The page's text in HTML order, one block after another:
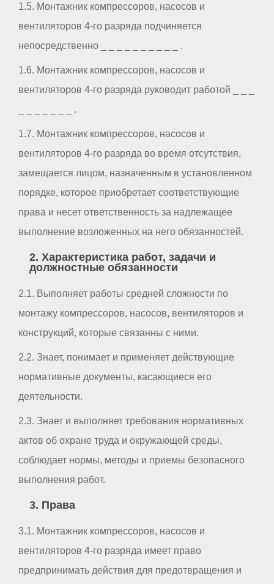
1.5. Монтажник компрессоров, насосов и
вентиляторов 4-го разряда подчиняется
непосредственно _ _ _ _ _ _ _ _ _ _ .
1.6. Монтажник компрессоров, насосов и
вентиляторов 4-го разряда руководит работой _ _ _
_ _ _ _ _ _ _ .
1.7. Монтажник компрессоров, насосов и
вентиляторов 4-го разряда во время отсутствия,
замещается лицом, назначенным в установленном
порядке, которое приобретает соответствующие
права и несет ответственность за надлежащее
выполнение возложенных на него обязанностей.
2. Характеристика работ, задачи и
должностные обязанности
2.1. Выполняет работы средней сложности по
монтажу компрессоров, насосов, вентиляторов и
конструкций, которые связанны с ними.
2.2. Знает, понимает и применяет действующие
нормативные документы, касающиеся его
деятельности.
2.3. Знает и выполняет требования нормативных
актов об охране труда и окружающей среды,
соблюдает нормы, методы и приемы безопасного
выполнения работ.
3. Права
3.1. Монтажник компрессоров, насосов и
вентиляторов 4-го разряда имеет право
предпринимать действия для предотвращения и